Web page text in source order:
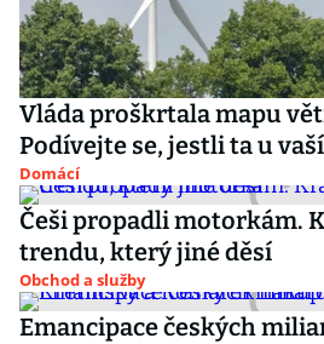
Vláda proškrtala mapu
Podívejte se, jestli ta u
Domácí
Češi propadli motorkám.
trendu, který jiné děsí
Obchod a služby
Emancipace českých